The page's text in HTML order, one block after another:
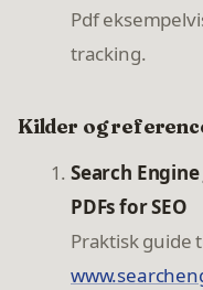
Pdf
tracking.
Kilder og
Search
PDFs for SEO
Praktisk guide